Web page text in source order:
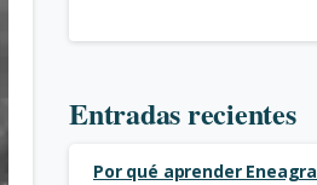
Entradas recientes
Por qué aprender